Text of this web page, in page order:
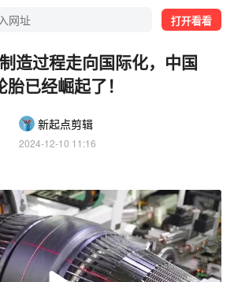
打开看看
造过程走向国际化，中国
胎已经崛起了！
新起点剪辑
2024-12-10 11:16